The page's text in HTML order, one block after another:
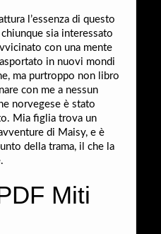
l’essenza di questo
sia interessato
con una mente
in nuovi mondi
ma purtroppo non libro
con me a nessun
norvegese è stato
Mia figlia trova un
di Maisy, e è
della trama, il che la
Miti